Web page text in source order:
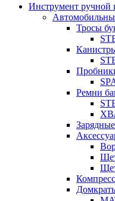
Инструмент ручной
Тросы
Ремни